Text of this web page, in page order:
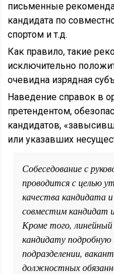
письменные
кандидата по
спортом и т.д.
Как правило, такие
исключительно
очевидна изрядная
Наведение справок в
претендентом,
кандидатов,
или указавших
Собеседование с
проводится с целью
качества кандидата
совместим кандидат
Кроме того,
кандидату
подразделении,
должностных